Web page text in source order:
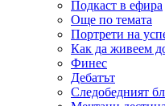
Подкаст в ефира
Още по темата
Портрети на
Как да живеем
Финес
Дебатът
Следобедният